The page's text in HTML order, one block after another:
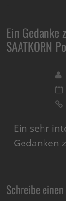
Ein Gedanke
SAATKORN
Ein sehr
Gedanken
Schreibe